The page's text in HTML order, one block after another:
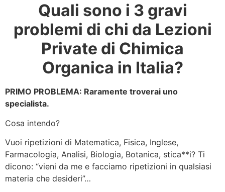
Quali sono i 3 gravi
problemi di chi da Lezioni
Private di Chimica
Organica in Italia?
PRIMO PROBLEMA: Raramente troverai uno
specialista.
Cosa intendo?
Vuoi ripetizioni di Matematica, Fisica, Inglese,
Farmacologia, Analisi, Biologia, Botanica, stica**i? Ti
dicono: “vieni da me e facciamo ripetizioni in qualsiasi
materia che desideri”…